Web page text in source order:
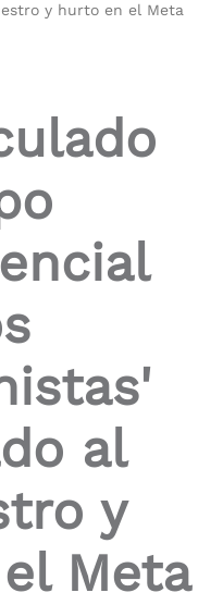
y hurto en el Meta
al
y
Meta